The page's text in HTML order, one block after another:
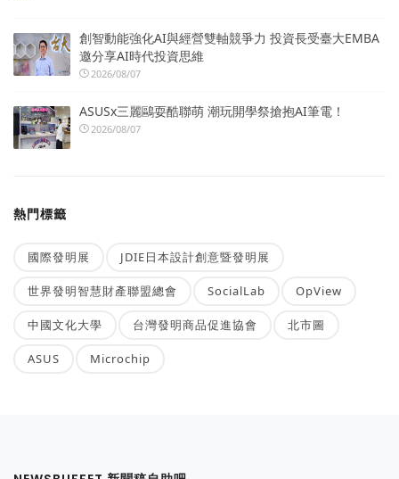
創智動能強化AI與經營雙軸競爭力 投資長受臺大EMBA
邀分享AI時代投資思維
2026/08/07
ASUSx三麗鷗耍酷聯萌 潮玩開學祭搶抱AI筆電！
2026/08/07
熱門標籤
國際發明展 JDIE日本設計創意暨發明展
世界發明智慧財產聯盟總會 SocialLab OpView
中國文化大學 台灣發明商品促進協會 北市圖
ASUS Microchip